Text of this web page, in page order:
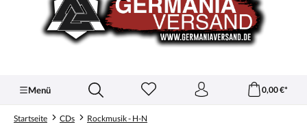
Menü 0,00 €*
Startseite CDs Rockmusik - H-N